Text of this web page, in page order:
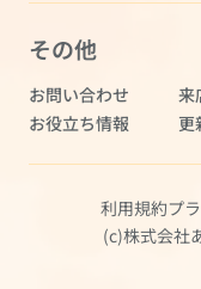
その他
お問い合わせ 来
お役立ち情報
更
利用規約プ
(c)株式会社